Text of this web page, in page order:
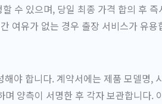
수 있으며, 당일 최종 가격 합의 후
여유가 없는 경우 출장 서비스가 유용
야 합니다. 계약서에는 제품 모델명,
양측이 서명한 후 각자 보관합니다.